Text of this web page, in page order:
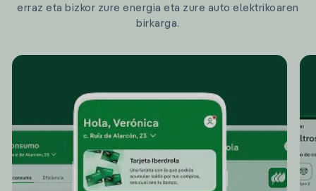
erraz eta bizkor zure energia eta zure auto elektrikoaren
birkarga.